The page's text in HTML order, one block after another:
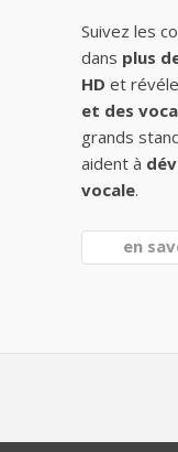
Suivez les
dans plus
HD et
et des
grands
aident à
vocale.
en